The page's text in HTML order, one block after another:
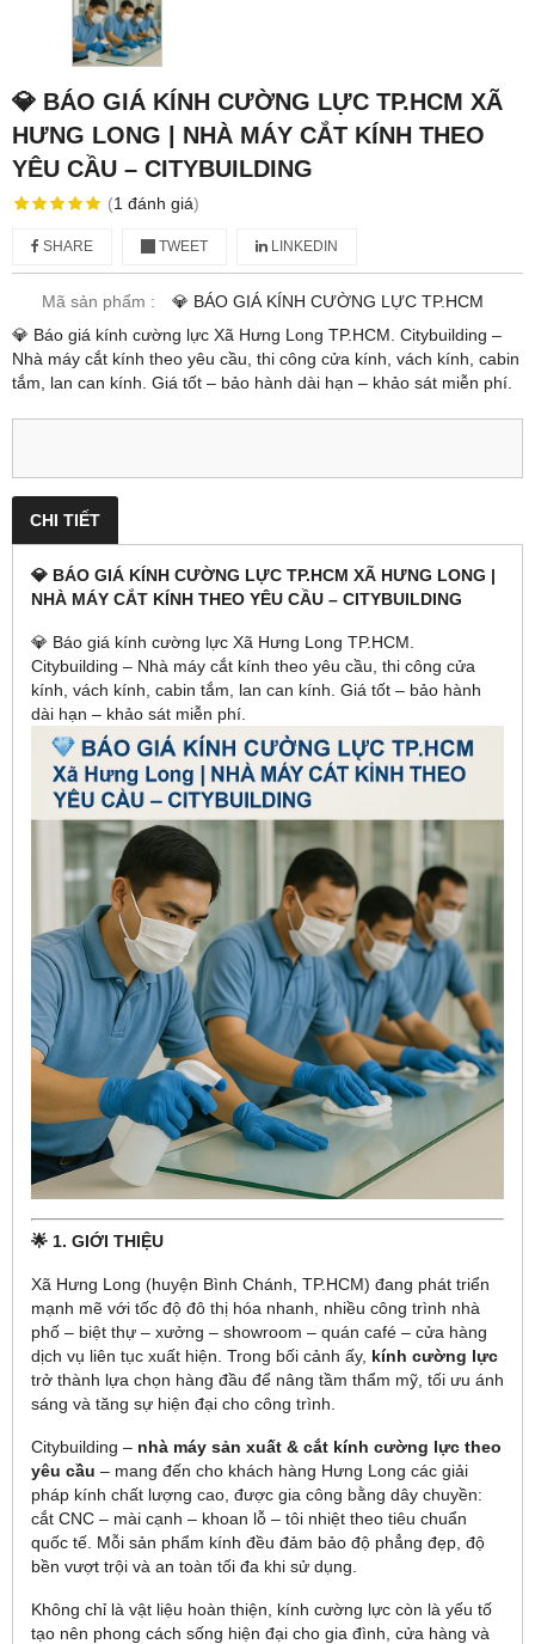
💎 BÁO GIÁ KÍNH CƯỜNG LỰC TP.HCM XÃ
HƯNG LONG | NHÀ MÁY CẮT KÍNH THEO
YÊU CẦU – CITYBUILDING
(1 đánh giá)
SHARE TWEET LINKEDIN
Mã sản phẩm :
💎 BÁO GIÁ KÍNH CƯỜNG LỰC TP.HCM
💎 Báo giá kính cường lực Xã Hưng Long TP.HCM. Citybuilding –
Nhà máy cắt kính theo yêu cầu, thi công cửa kính, vách kính, cabin
tắm, lan can kính. Giá tốt – bảo hành dài hạn – khảo sát miễn phí.
CHI TIẾT
💎 BÁO GIÁ KÍNH CƯỜNG LỰC TP.HCM XÃ HƯNG LONG |
NHÀ MÁY CẮT KÍNH THEO YÊU CẦU – CITYBUILDING
💎 Báo giá kính cường lực Xã Hưng Long TP.HCM.
Citybuilding – Nhà máy cắt kính theo yêu cầu, thi công cửa
kính, vách kính, cabin tắm, lan can kính. Giá tốt – bảo hành
dài hạn – khảo sát miễn phí.
🌟 1. GIỚI THIỆU
Xã Hưng Long (huyện Bình Chánh, TP.HCM) đang phát triển
mạnh mẽ với tốc độ đô thị hóa nhanh, nhiều công trình nhà
phố – biệt thự – xưởng – showroom – quán café – cửa hàng
dịch vụ liên tục xuất hiện. Trong bối cảnh ấy, kính cường lực
trở thành lựa chọn hàng đầu để nâng tầm thẩm mỹ, tối ưu ánh
sáng và tăng sự hiện đại cho công trình.
Citybuilding – nhà máy sản xuất & cắt kính cường lực theo
yêu cầu – mang đến cho khách hàng Hưng Long các giải
pháp kính chất lượng cao, được gia công bằng dây chuyền:
cắt CNC – mài cạnh – khoan lỗ – tôi nhiệt theo tiêu chuẩn
quốc tế. Mỗi sản phẩm kính đều đảm bảo độ phẳng đẹp, độ
bền vượt trội và an toàn tối đa khi sử dụng.
Không chỉ là vật liệu hoàn thiện, kính cường lực còn là yếu tố
tạo nên phong cách sống hiện đại cho gia đình, cửa hàng và